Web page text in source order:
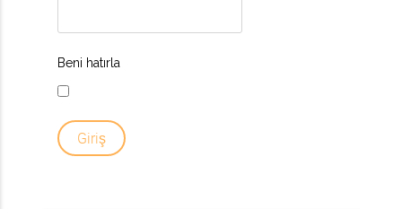
Beni hatırla
Giriş